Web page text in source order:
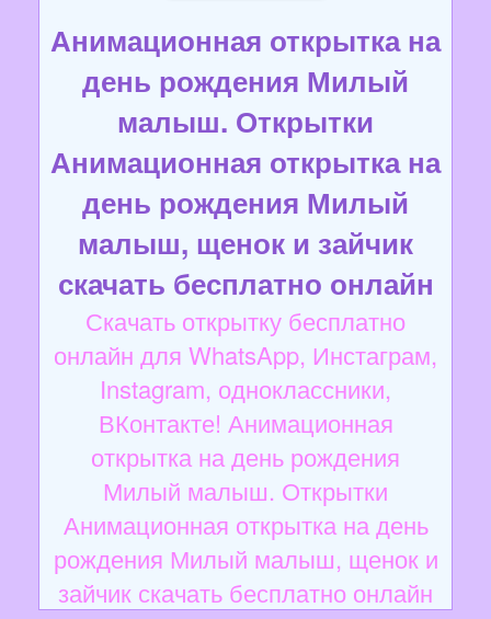
Анимационная открытка на
день рождения Милый
малыш. Открытки
Анимационная открытка на
день рождения Милый
малыш, щенок и зайчик
скачать бесплатно онлайн
Скачать открытку бесплатно
онлайн для WhatsApp, Инстаграм,
Instagram, одноклассники,
ВКонтакте! Анимационная
открытка на день рождения
Милый малыш. Открытки
Анимационная открытка на день
рождения Милый малыш, щенок и
зайчик скачать бесплатно онлайн